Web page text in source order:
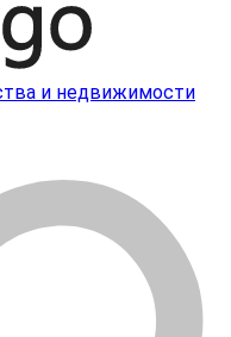
и недвижимости